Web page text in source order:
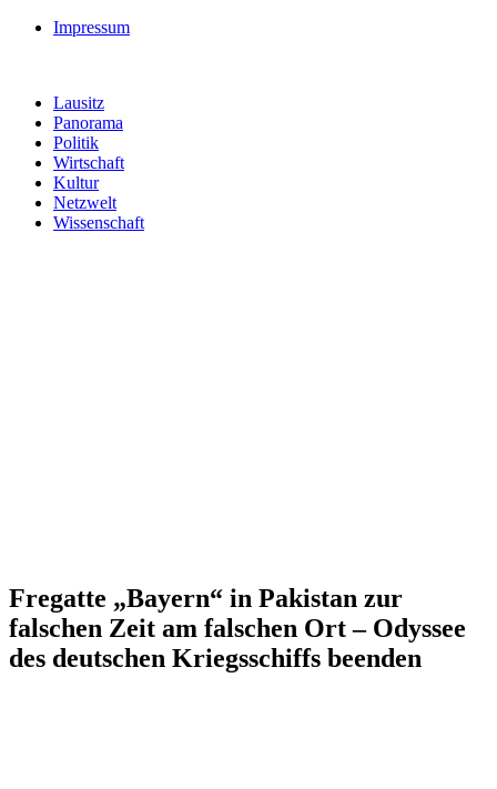
Impressum
Lausitz
Panorama
Politik
Wirtschaft
Kultur
Netzwelt
Wissenschaft
Fregatte „Bayern“ in Pakistan zur
falschen Zeit am falschen Ort – Odyssee
des deutschen Kriegsschiffs beenden